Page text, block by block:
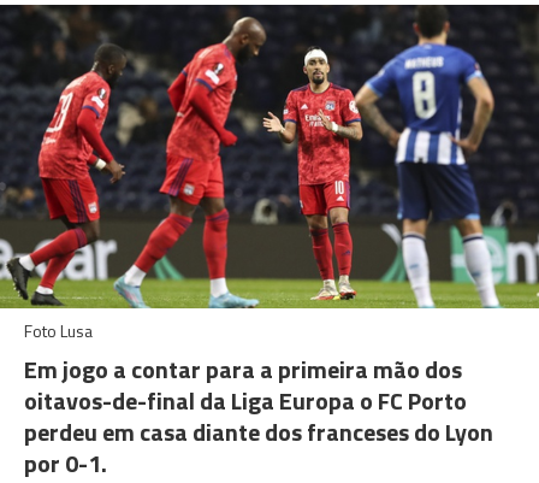
Foto Lusa
Em jogo a contar para a primeira mão dos
oitavos-de-final da Liga Europa o FC Porto
perdeu em casa diante dos franceses do Lyon
por 0-1.